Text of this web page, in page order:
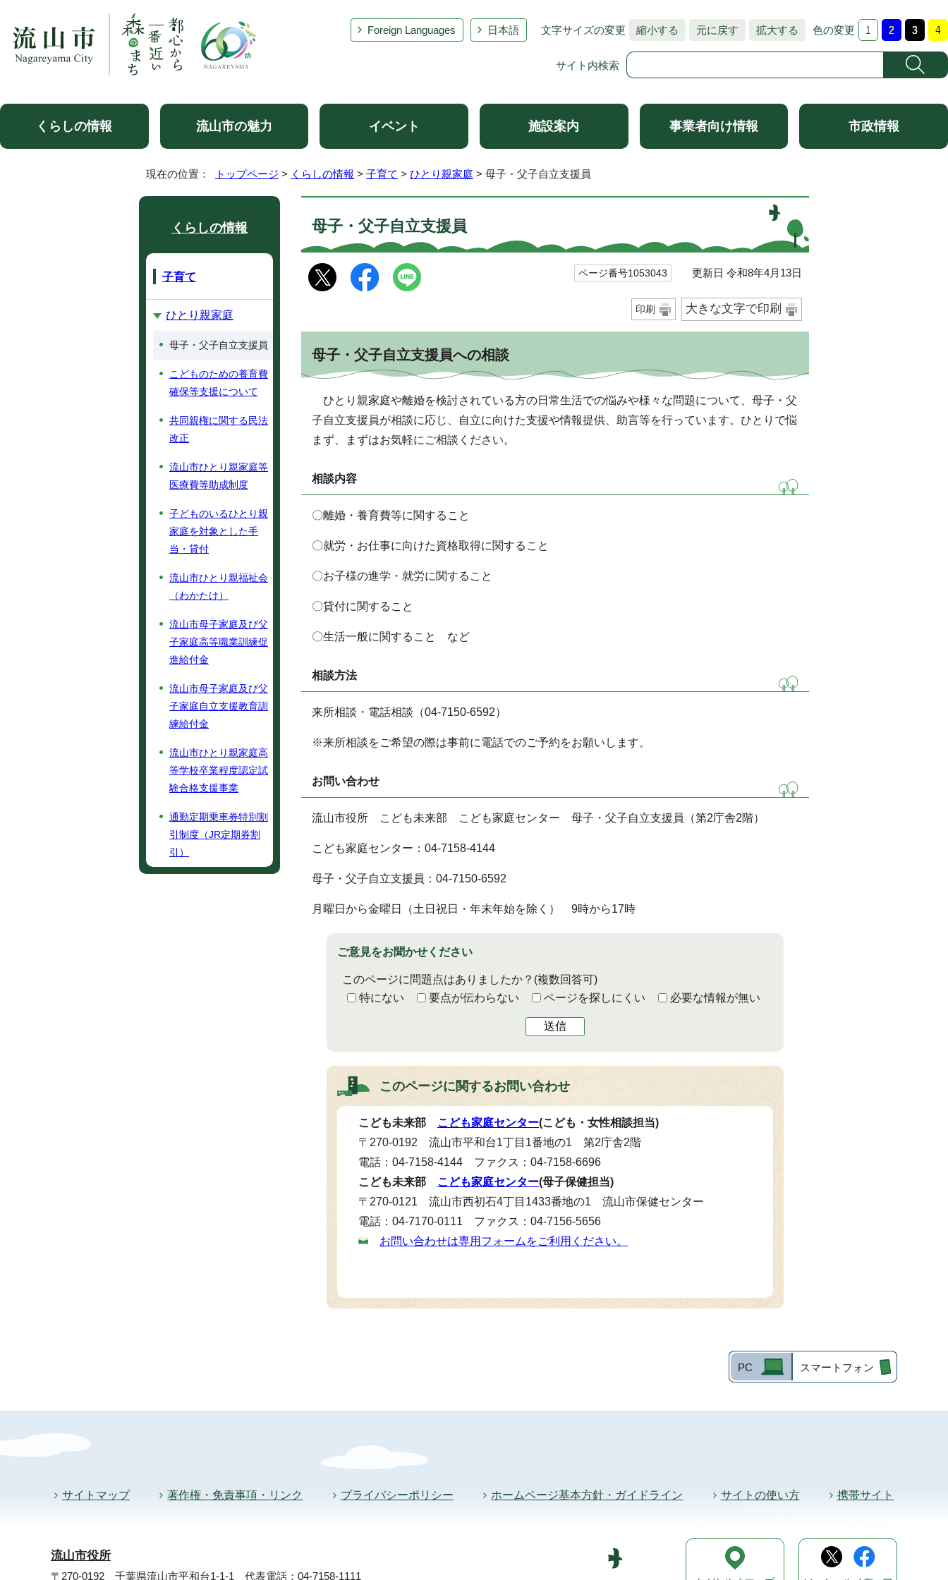
Foreign Languages 日本語 文字サイズの変更 縮小する 元に戻す 拡大する 色の変更
サイト内検索
くらしの情報 流山市の魅力 イベント 施設案内 事業者向け情報 市政情報
現在の位置： トップページ > くらしの情報 > 子育て > ひとり親家庭 > 母子・父子自立支援員
母子・父子自立支援員
ページ番号1053043 更新日 令和8年4月13日
印刷 大きな文字で印刷
母子・父子自立支援員への相談
ひとり親家庭や離婚を検討されている方の日常生活での悩みや様々な問題について、母子・父
子自立支援員が相談に応じ、自立に向けた支援や情報提供、助言等を行っています。ひとりで悩
まず、まずはお気軽にご相談ください。
相談内容
〇離婚・養育費等に関すること
〇就労・お仕事に向けた資格取得に関すること
〇お子様の進学・就労に関すること
〇貸付に関すること
〇生活一般に関すること など
相談方法
来所相談・電話相談（04-7150-6592）
※来所相談をご希望の際は事前に電話でのご予約をお願いします。
お問い合わせ
流山市役所 こども未来部 こども家庭センター 母子・父子自立支援員（第2庁舎2階）
こども家庭センター：04-7158-4144
母子・父子自立支援員：04-7150-6592
月曜日から金曜日（土日祝日・年末年始を除く） 9時から17時
ご意見をお聞かせください
このページに問題点はありましたか？ (複数回答可)
特にない
要点が伝わらない ページを探しにくい 必要な情報が無い
送信
このページに関するお問い合わせ
こども未来部 こども家庭センター(こども・女性相談担当)
〒270-0192 流山市平和台1丁目1番地の1 第2庁舎2階
電話：04-7158-4144 ファクス：04-7158-6696
こども未来部 こども家庭センター(母子保健担当)
〒270-0121 流山市西初石4丁目1433番地の1 流山市保健センター
電話：04-7170-0111 ファクス：04-7156-5656
お問い合わせは専用フォームをご利用ください。
くらしの情報
子育て
ひとり親家庭
母子・父子自立支援員
こどものための養育費
確保等支援について
共同親権に関する民法
改正
流山市ひとり親家庭等
医療費等助成制度
子どものいるひとり親
家庭を対象とした手
当・貸付
流山市ひとり親福祉会
（わかたけ）
流山市母子家庭及び父
子家庭高等職業訓練促
進給付金
流山市母子家庭及び父
子家庭自立支援教育訓
練給付金
流山市ひとり親家庭高
等学校卒業程度認定試
験合格支援事業
通勤定期乗車券特別割
引制度（JR定期券割
引）
PC スマートフォン
サイトマップ 著作権・免責事項・リンク プライバシーポリシー ホームページ基本方針・ガイドライン サイトの使い方 携帯サイト
流山市役所
〒270-0192 千葉県流山市平和台1-1-1 代表電話：04-7158-1111